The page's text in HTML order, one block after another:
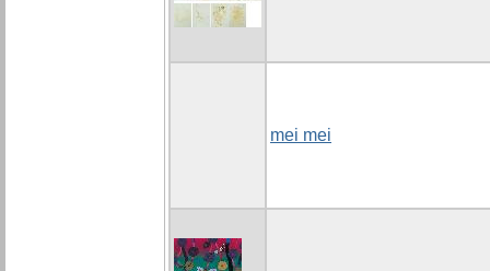
mei mei